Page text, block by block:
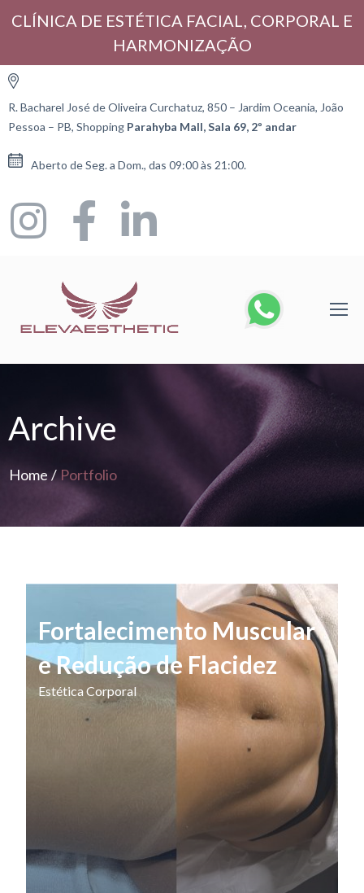
CLÍNICA DE ESTÉTICA FACIAL, CORPORAL E
HARMONIZAÇÃO
R. Bacharel José de Oliveira Curchatuz, 850 – Jardim Oceania, João
Pessoa – PB, Shopping Parahyba Mall, Sala 69, 2º andar
Aberto de Seg. a Dom., das 09:00 às 21:00.
Archive
Home/Portfolio
Fortalecimento Muscular
e Redução de Flacidez
Estética Corporal